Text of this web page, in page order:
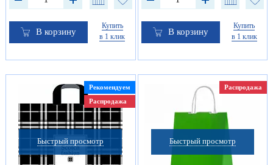
В корзину
Купить
в 1 клик
В корзину
Купить
в 1 клик
Быстрый просмотр
Рекомендуем
Распродажа
Быстрый просмотр
Распродажа